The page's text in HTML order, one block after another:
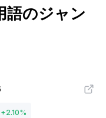
語のジャン
+2.10%